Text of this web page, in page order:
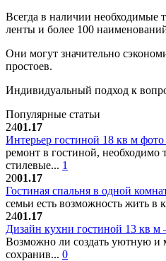
Всегда в наличии необходимые
ленты и более 100
Они могут значительно
простоев.
Индивидуальный подход к
Популярные статьи
2401.17
Интерьер гостиной 18 кв м
ремонт в гостиной, необходимо
стилевые... 1
2001.17
Гостиная спальня в одной
семьи есть возможность жить в
2401.17
Дизайн кухни гостиной 13 кв м
Возможно ли создать уютную
сохранив... 0